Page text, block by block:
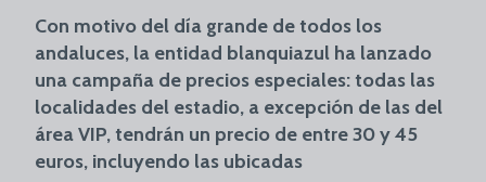
Con motivo del día grande de todos los
andaluces, la entidad blanquiazul ha lanzado
una campaña de precios especiales: todas las
localidades del estadio, a excepción de las del
área VIP, tendrán un precio de entre 30 y 45
euros, incluyendo las ubicadas